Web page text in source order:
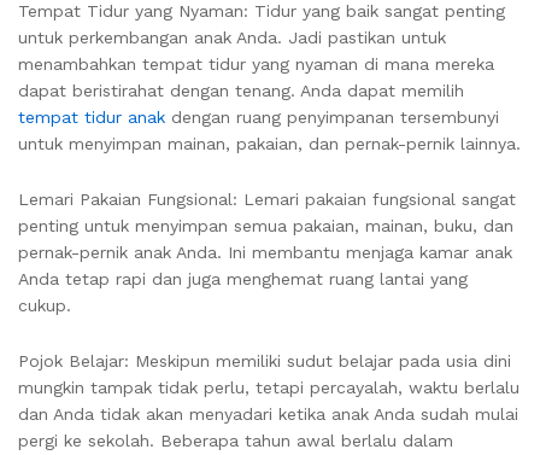
Tempat Tidur yang Nyaman: Tidur yang baik sangat penting
untuk perkembangan anak Anda. Jadi pastikan untuk
menambahkan tempat tidur yang nyaman di mana mereka
dapat beristirahat dengan tenang. Anda dapat memilih
tempat tidur anak dengan ruang penyimpanan tersembunyi
untuk menyimpan mainan, pakaian, dan pernak-pernik lainnya.
Lemari Pakaian Fungsional: Lemari pakaian fungsional sangat
penting untuk menyimpan semua pakaian, mainan, buku, dan
pernak-pernik anak Anda. Ini membantu menjaga kamar anak
Anda tetap rapi dan juga menghemat ruang lantai yang
cukup.
Pojok Belajar: Meskipun memiliki sudut belajar pada usia dini
mungkin tampak tidak perlu, tetapi percayalah, waktu berlalu
dan Anda tidak akan menyadari ketika anak Anda sudah mulai
pergi ke sekolah. Beberapa tahun awal berlalu dalam